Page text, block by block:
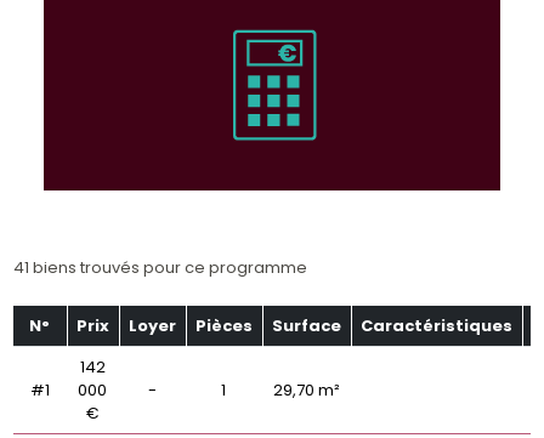
41 biens trouvés pour ce programme
N° Prix Loyer Pièces Surface Caractéristiques
#1
142
000
€
- 1 29,70 m²